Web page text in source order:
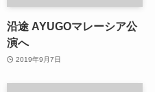
沿途 AYUGOマレーシア公
演へ
2019年9月7日